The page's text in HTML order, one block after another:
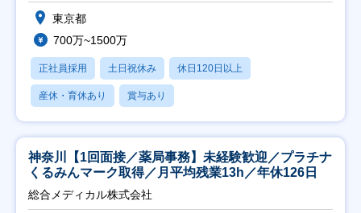
東京都
700万~1500万
正社員採用 土日祝休み 休日120日以上
産休・育休あり 賞与あり
神奈川【1回面接／薬局事務】未経験歓迎／プラチナ
くるみんマーク取得／月平均残業13h／年休126日
総合メディカル株式会社